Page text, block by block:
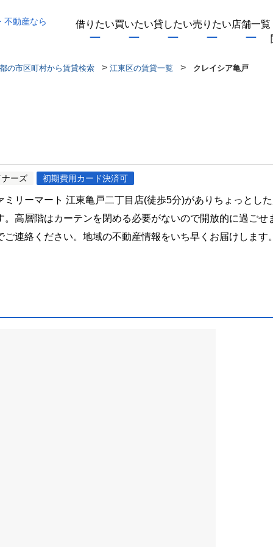
不動産なら
借りたい買いたい貸したい売りたい店舗一覧
の市区町村から賃貸検索 > 江東区の賃貸一覧 > クレイシア亀戸
ーズ 初期費用カード決済可
リーマート 江東亀戸二丁目店(徒歩5分)がありちょっとし
高層階はカーテンを閉める必要がないので開放的に過ご
連絡ください。地域の不動産情報をいち早くお届けします。